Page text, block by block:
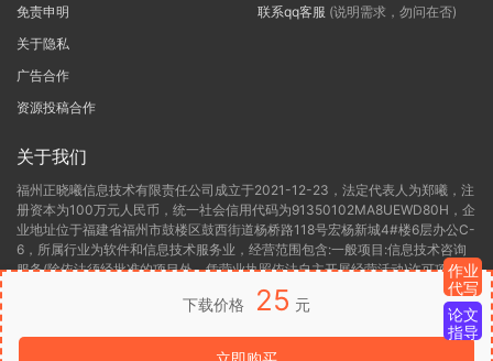
下载价格 25 元
免责申明
关于隐私
广告合作
资源投稿合作
联系qq客服 (说明需求，勿问在否)
关于我们
福州正晓曦信息技术有限责任公司成立于2021-12-23，法定代表人为郑曦，注
册资本为100万元人民币，统一社会信用代码为91350102MA8UEWD80H，企
业地址位于福建省福州市鼓楼区鼓西街道杨桥路118号宏杨新城4#楼6层办公C-
6，所属行业为软件和信息技术服务业，经营范围包含:一般项目:信息技术咨询
服务(除依法须经批准的项目外，凭营业执照依法自主开展经营活动)许可项目:
第二类增值电信业务(依法须经批准的项目，经相关部门批准后方可开展经营活
动，具体经营项目以相关部门批准文件或许可证件为准)。福州正晓曦信息技术
作业
代写
论文
指导